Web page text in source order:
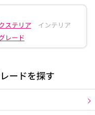
ステリア
インテリア
レード
ードを探す